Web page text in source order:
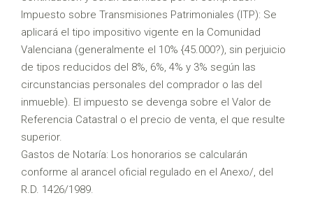
Impuesto sobre Transmisiones Patrimoniales (ITP): Se
aplicará el tipo impositivo vigente en la Comunidad
Valenciana (generalmente el 10% {45.000?), sin perjuicio
de tipos reducidos del 8%, 6%, 4% y 3% según las
circunstancias personales del comprador o las del
inmueble). El impuesto se devenga sobre el Valor de
Referencia Catastral o el precio de venta, el que resulte
superior.
Gastos de Notaría: Los honorarios se calcularán
conforme al arancel oficial regulado en el Anexo/, del
R.D. 1426/1989.